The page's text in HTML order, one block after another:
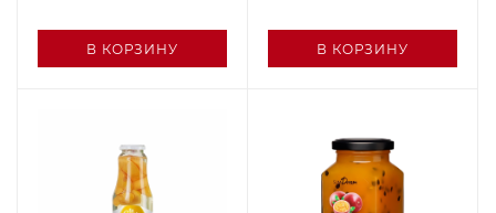
В КОРЗИНУ В КОРЗИНУ